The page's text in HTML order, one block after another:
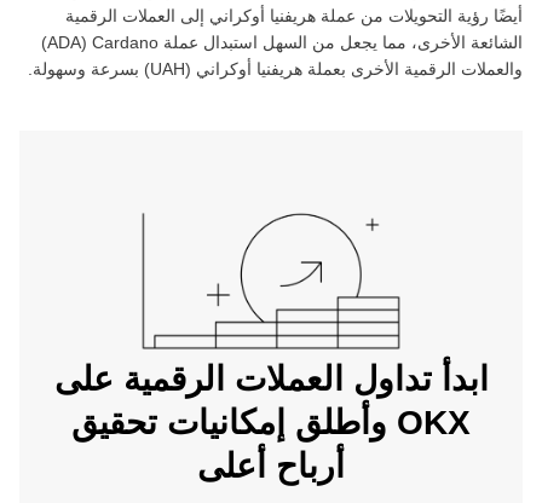
أيضًا رؤية التحويلات من عملة ‏ هريفنيا أوكراني إلى العملات الرقمية
الشائعة الأخرى، مما يجعل من السهل استبدال عملة ‏ Cardano
(‏
ADA
)
والعملات الرقمية الأخرى بعملة ‏ هريفنيا أوكراني (‏
UAH) بسرعة وسهولة.
ابدأ تداول العملات الرقمية على
OKX وأطلق إمكانيات تحقيق
أرباح أعلى